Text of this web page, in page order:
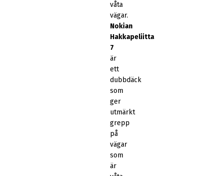
våta
vägar.
Nokian
Hakkapeliitta
7
är
ett
dubbdäck
som
ger
utmärkt
grepp
på
vägar
som
är